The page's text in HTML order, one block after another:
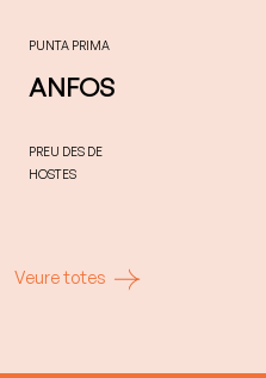
PUNTA PRIMA
ANFOS
PREU DES DE
HOSTES
Veure totes